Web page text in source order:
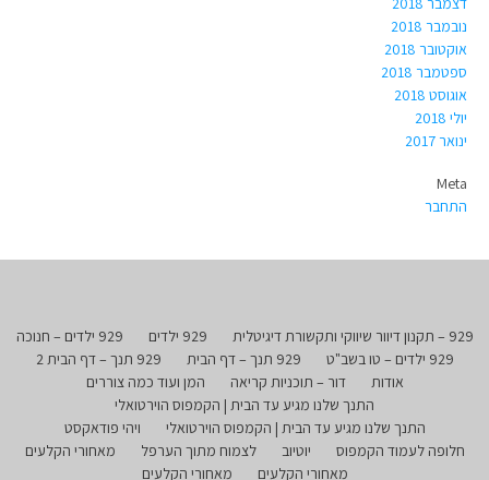
נובמבר 2018
אוקטובר 2018
ספטמבר 2018
אוגוסט 2018
יולי 2018
ינואר 2017
Meta
התחבר
929 – תקנון דיוור שיווקי ותקשורת דיגיטלית 929 ילדים
929 ילדים – חנוכה
929 ילדים – טו בשב"ט
929 תנך – דף הבית
929 תנך – דף הבית 2
אודות
דור – תוכניות קריאה
המן ועוד כמה צוררים
התנך שלנו מגיע עד הבית | הקמפוס הוירטואלי
התנך שלנו מגיע עד הבית | הקמפוס הוירטואלי
ויהי פודאקסט
חלופה לעמוד הקמפוס
יוטיוב לצמוח מתוך הערפל
מאחורי הקלעים
מאחורי הקלעים
מאחורי הקלעים